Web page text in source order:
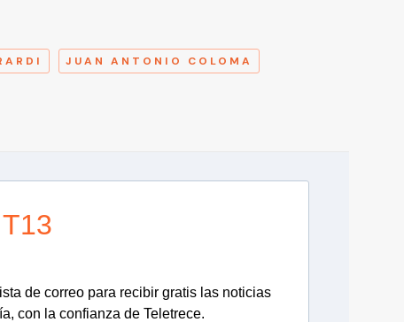
JUAN ANTONIO COLOMA
de correo para recibir gratis las noticias
con la confianza de Teletrece.